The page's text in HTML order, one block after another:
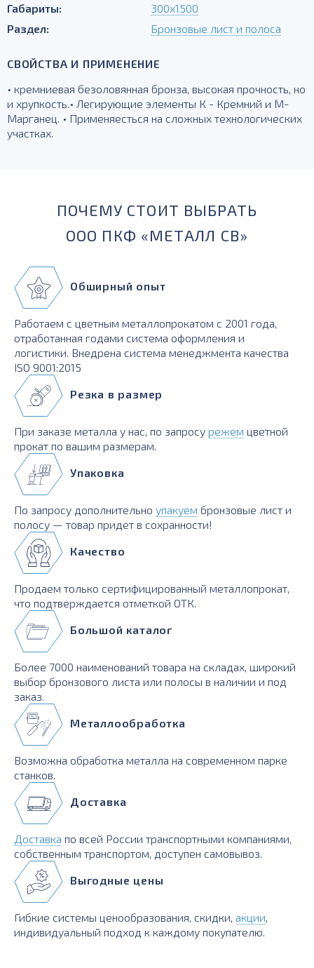
Габариты:
300х1500
Раздел:
Бронзовые лист и полоса
СВОЙСТВА И ПРИМЕНЕНИЕ
• кремниевая безоловянная бронза, высокая прочность, но
и хрупкость.• Легирующие элементы К - Кремний и М-
Марганец. • Применяесться на сложных технологических
участках.
ПОЧЕМУ СТОИТ ВЫБРАТЬ
ООО ПКФ «МЕТАЛЛ СВ»
Обширный опыт
Работаем с цветным металлопрокатом с 2001 года,
отработанная годами система оформления и
логистики. Внедрена система менеджмента качества
ISO 9001:2015
Резка в размер
При заказе металла у нас, по запросу режем цветной
прокат по вашим размерам.
Упаковка
По запросу дополнительно упакуем бронзовые лист и
полосу — товар придет в сохранности!
Качество
Продаем только сертифицированный металлопрокат,
что подтверждается отметкой ОТК.
Большой каталог
Более 7000 наименований товара на складах, широкий
выбор бронзового листа или полосы в наличии и под
заказ.
Металлообработка
Возможна обработка металла на современном парке
станков.
Доставка
Доставка по всей России транспортными компаниями,
собственным транспортом, доступен самовывоз.
Выгодные цены
Гибкие системы ценообразования, скидки, акции,
индивидуальный подход к каждому покупателю.